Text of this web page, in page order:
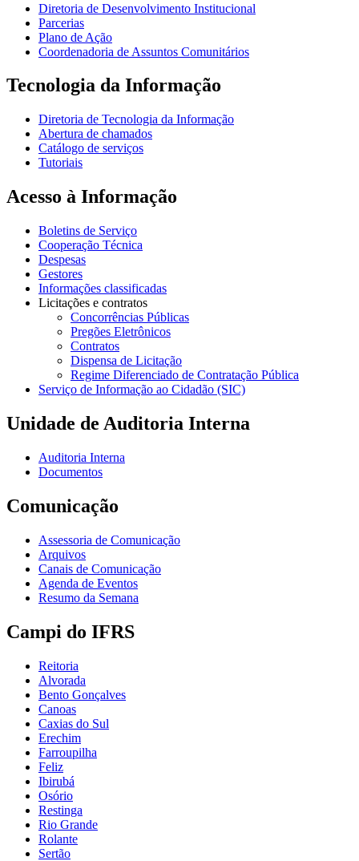
Diretoria de Desenvolvimento Institucional
Parcerias
Plano de Ação
Coordenadoria de Assuntos Comunitários
Tecnologia da Informação
Diretoria de Tecnologia da Informação
Abertura de chamados
Catálogo de serviços
Tutoriais
Acesso à Informação
Boletins de Serviço
Cooperação Técnica
Despesas
Gestores
Informações classificadas
Licitações e contratos
Concorrências Públicas
Pregões Eletrônicos
Contratos
Dispensa de Licitação
Regime Diferenciado de Contratação Pública
Serviço de Informação ao Cidadão (SIC)
Unidade de Auditoria Interna
Auditoria Interna
Documentos
Comunicação
Assessoria de Comunicação
Arquivos
Canais de Comunicação
Agenda de Eventos
Resumo da Semana
Campi do IFRS
Reitoria
Alvorada
Bento Gonçalves
Canoas
Caxias do Sul
Erechim
Farroupilha
Feliz
Ibirubá
Osório
Restinga
Rio Grande
Rolante
Sertão